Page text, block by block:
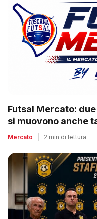
Futsal Mercato:
si muovono anche
Mercato 2 min di lettura